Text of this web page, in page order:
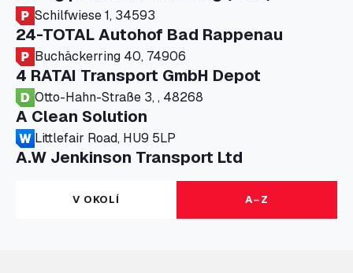
Schilfwiese 1, 34593
24-TOTAL Autohof Bad Rappenau
Buchäckerring 40, 74906
4 RATAI Transport GmbH Depot
Otto-Hahn-Straße 3, , 48268
A Clean Solution
Littlefair Road, HU9 5LP
A.W Jenkinson Transport Ltd
Progress House, ME11 5GA
A+G Nettetal - Depot Parking
Am Panneschopp 7, 41334
V OKOLÍ A–Z